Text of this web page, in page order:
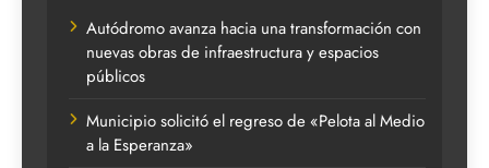
Autódromo avanza hacia una transformación con
nuevas obras de infraestructura y espacios
públicos
Municipio solicitó el regreso de «Pelota al Medio
a la Esperanza»